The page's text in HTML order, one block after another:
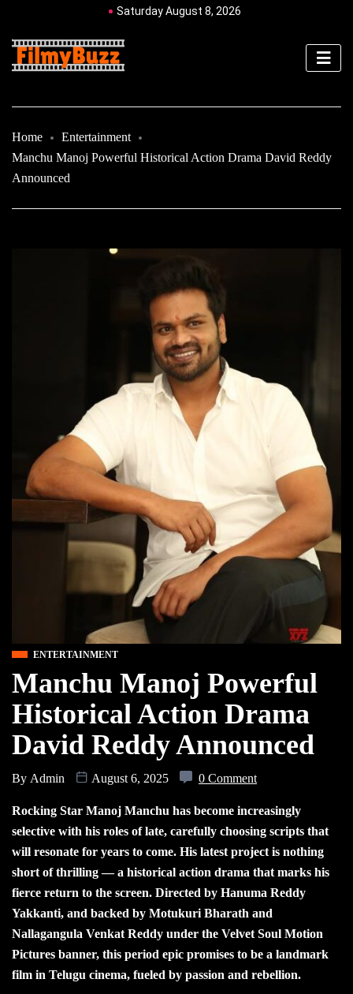
Saturday August 8, 2026
Home
Entertainment
Manchu Manoj Powerful Historical Action Drama David Reddy
Announced
ENTERTAINMENT
Manchu Manoj Powerful
Historical Action Drama
David Reddy Announced
By Admin August 6, 2025 0 Comment
Rocking Star Manoj Manchu has become increasingly
selective with his roles of late, carefully choosing scripts that
will resonate for years to come. His latest project is nothing
short of thrilling — a historical action drama that marks his
fierce return to the screen. Directed by Hanuma Reddy
Yakkanti, and backed by Motukuri Bharath and
Nallagangula Venkat Reddy under the Velvet Soul Motion
Pictures banner, this period epic promises to be a landmark
film in Telugu cinema, fueled by passion and rebellion.